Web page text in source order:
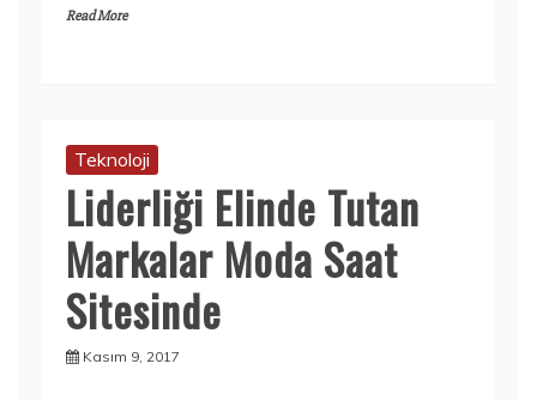
Read More
Teknoloji
Liderliği Elinde Tutan
Markalar Moda Saat
Sitesinde
Kasım 9, 2017